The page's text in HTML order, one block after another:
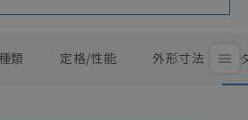
類 定格/性能 外形寸法